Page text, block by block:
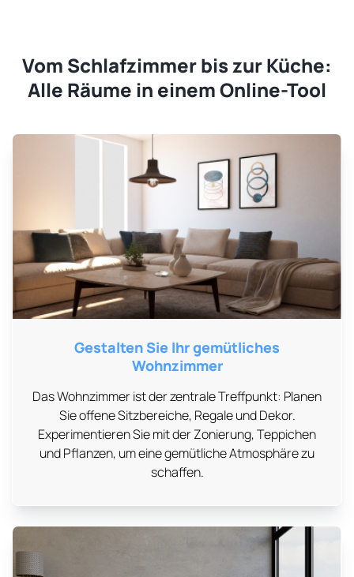
Vom Schlafzimmer bis zur Küche:
Alle Räume in einem Online-Tool
Gestalten Sie Ihr gemütliches
Wohnzimmer
Das Wohnzimmer ist der zentrale Treffpunkt: Planen
Sie offene Sitzbereiche, Regale und Dekor.
Experimentieren Sie mit der Zonierung, Teppichen
und Pflanzen, um eine gemütliche Atmosphäre zu
schaffen.